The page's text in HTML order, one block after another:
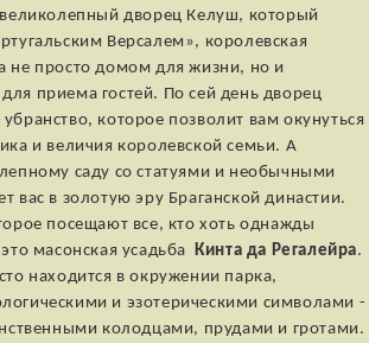
дворец Келуш, который
Версалем», королевская
не просто домом для жизни, но и
приема гостей. По сей день дворец
которое позволит вам окунуться
и величия королевской семьи. А
саду со статуями и необычными
вас в золотую эру Браганской династии.
посещают все, кто хоть однажды
масонская усадьба
Кинта да Регалейра.
находится в окружении парка,
и эзотерическими символами -
колодцами, прудами и гротами.